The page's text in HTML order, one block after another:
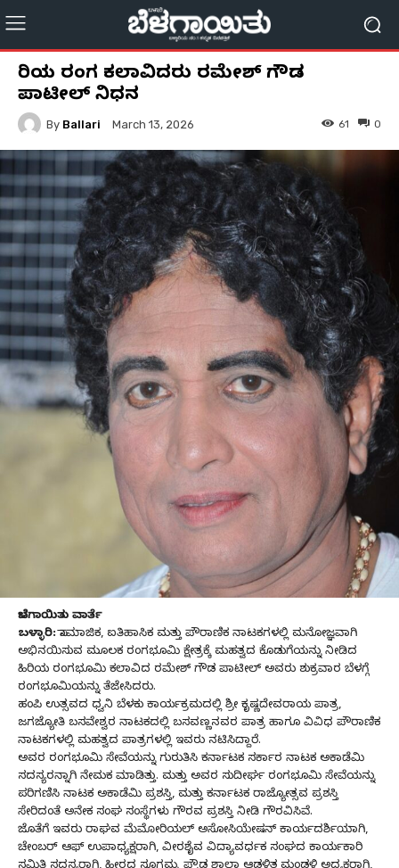
ಹಿರಿಯ ರಂಗ ಕಲಾವಿದರು ರಮೇಶ್ ಗೌಡ
ಪಾಟೀಲ್ ನಿಧನ
By Ballari March 13, 2026 0
61
ಬೆಳಗಾಯಿತು ವಾರ್ತೆ
ಬಳ್ಳಾರಿ:ಸಾಮಾಜಿಕ, ಐತಿಹಾಸಿಕ ಮತ್ತು ಪೌರಾಣಿಕ ನಾಟಕಗಳಲ್ಲಿ ಮನೋಜ್ಞವಾಗಿ
ಅಭಿನಯಿಸುವ ಮೂಲಕ ರಂಗಭೂಮಿ ಕ್ಷೇತ್ರಕ್ಕೆ ಮಹತ್ವದ ಕೊಡುಗೆಯನ್ನು ನೀಡಿದ
ಹಿರಿಯ ರಂಗಭೂಮಿ ಕಲಾವಿದ ರಮೇಶ್ ಗೌಡ ಪಾಟೀಲ್ ಅವರು ಶುಕ್ರವಾರ ಬೆಳಗ್ಗೆ
ರಂಗಭೂಮಿಯನ್ನು ತೆಜೇಸಿದರು.
ಹಂಪಿ ಉತ್ಸವದ ಧ್ವನಿ ಬೆಳಕು ಕಾರ್ಯಕ್ರಮದಲ್ಲಿ ಶ್ರೀ ಕೃಷ್ಣದೇವರಾಯ ಪಾತ್ರ,
ಜಗಜ್ಯೋತಿ ಬಸವೇಶ್ವರ ನಾಟಕದಲ್ಲಿ ಬಸವಣ್ಣನವರ ಪಾತ್ರ ಹಾಗೂ ವಿವಿಧ ಪೌರಾಣಿಕ
ನಾಟಕಗಳಲ್ಲಿ ಮಹತ್ವದ ಪಾತ್ರಗಳಲ್ಲಿ ಇವರು ನಟಿಸಿದ್ದಾರೆ.
ಅವರ ರಂಗಭೂಮಿ ಸೇವೆಯನ್ನು ಗುರುತಿಸಿ ಕರ್ನಾಟಕ ಸರ್ಕಾರ ನಾಟಕ ಅಕಾಡೆಮಿ
ಸದಸ್ಯರನ್ನಾಗಿ ನೇಮಕ ಮಾಡಿತ್ತು. ಮತ್ತು ಅವರ ಸುದೀರ್ಘ ರಂಗಭೂಮಿ ಸೇವೆಯನ್ನು
ಪರಿಗಣಿಸಿ ನಾಟಕ ಅಕಾಡೆಮಿ ಪ್ರಶಸ್ತಿ, ಮತ್ತು ಕರ್ನಾಟಕ ರಾಜ್ಯೋತ್ಸವ ಪ್ರಶಸ್ತಿ
ಸೇರಿದಂತೆ ಅನೇಕ ಸಂಘ ಸಂಸ್ಥೆಗಳು ಗೌರವ ಪ್ರಶಸ್ತಿ ನೀಡಿ ಗೌರವಿಸಿವೆ.
ಜೊತೆಗೆ ಇವರು ರಾಘವ ಮೆಮೋರಿಯಲ್ ಅಸೋಸಿಯೇಷನ್ ಕಾರ್ಯದರ್ಶಿಯಾಗಿ,
ಚೇಂಬರ್ ಆಫ್ ಉಪಾಧ್ಯಕ್ಷರಾಗಿ, ವೀರಶೈವ ವಿದ್ಯಾವರ್ಧಕ ಸಂಘದ ಕಾರ್ಯಕಾರಿ